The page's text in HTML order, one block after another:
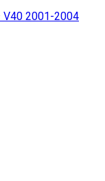
2001-2004